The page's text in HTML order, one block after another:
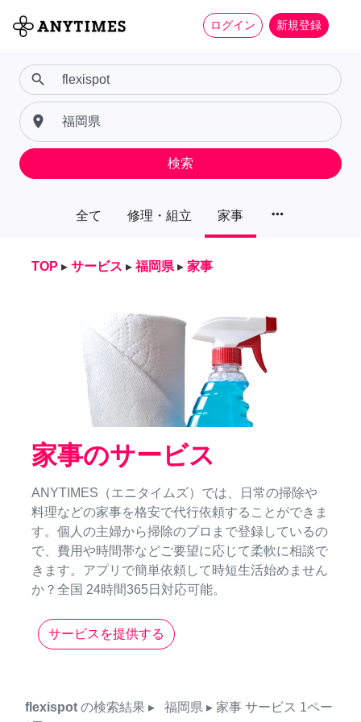
ログイン 新規登録
全て 修理・組立 家事 more_horiz
search
place
検索
TOP ▸ サービス ▸ 福岡県 ▸ 家事
家事のサービス
ANYTIMES（エニタイムズ）では、日常の掃除や
料理などの家事を格安で代行依頼することができま
す。個人の主婦から掃除のプロまで登録しているの
で、費用や時間帯などご要望に応じて柔軟に相談で
きます。アプリで簡単依頼して時短生活始めません
か？全国 24時間365日対応可能。
サービスを提供する
flexispot の検索結果 ▸ 福岡県 ▸ 家事 サービス 1ペー